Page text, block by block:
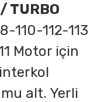
TURBO
110-112-113
Motor için
alt. Yerli